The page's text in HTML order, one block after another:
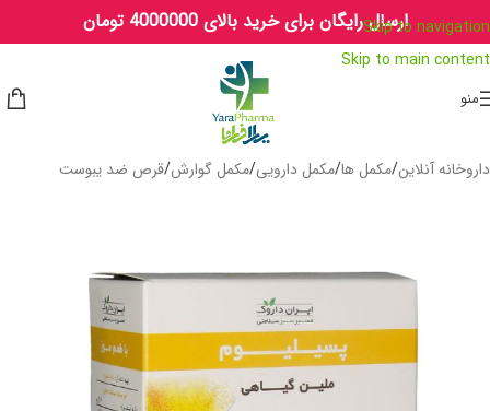
Skip to navigation
Skip to main content
ارسال رایگان برای خرید بالای 4000000 تومان
منو
داروخانه آنلاین/مکمل ها/مکمل دارویی/مکمل گوارش/قرص ضد یبوست